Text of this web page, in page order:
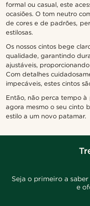
formal ou casual, este
ocasiões. O tom neutro
de cores e de padrões,
estilosas.
Os nossos cintos bege
qualidade, garantindo
ajustáveis,
Com detalhes
impecáveis, estes cintos
Então, não perca tempo
agora mesmo o seu cinto
estilo a um novo patamar.
Seja o primeiro a
e